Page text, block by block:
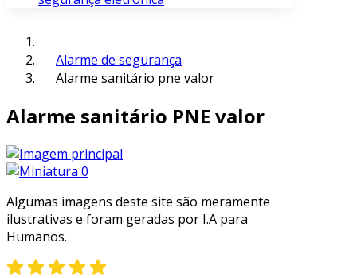
Alarme de segurança
Alarme sanitário pne valor
Alarme sanitário PNE valor
Algumas imagens deste site são meramente
ilustrativas e foram geradas por I.A para
Humanos.